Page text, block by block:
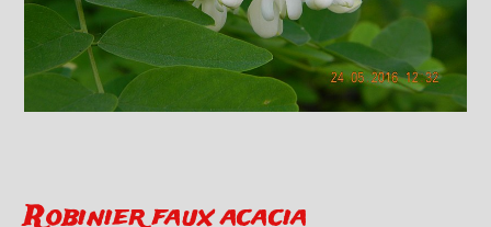
Robinier faux acacia